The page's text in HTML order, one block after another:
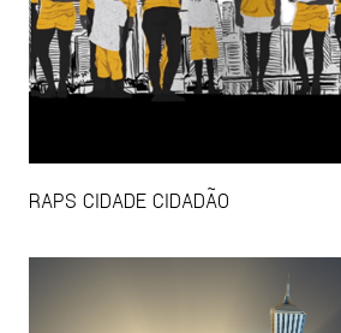
RAPS CIDADE CIDADÃO